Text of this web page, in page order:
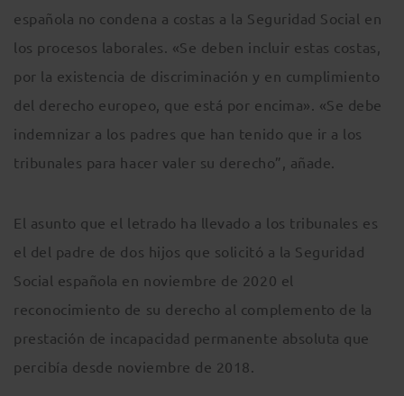
española no condena a costas a la Seguridad Social en
los procesos laborales. «Se deben incluir estas costas,
por la existencia de discriminación y en cumplimiento
del derecho europeo, que está por encima». «Se debe
indemnizar a los padres que han tenido que ir a los
tribunales para hacer valer su derecho”, añade.
El asunto que el letrado ha llevado a los tribunales es
el del padre de dos hijos que solicitó a la Seguridad
Social española en noviembre de 2020 el
reconocimiento de su derecho al complemento de la
prestación de incapacidad permanente absoluta que
percibía desde noviembre de 2018.